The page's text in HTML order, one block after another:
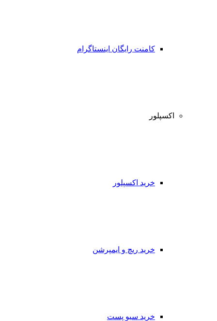
کامنت رایگان اینستاگرام
اکسپلور
خرید اکسپلور
خرید ریچ و ایمپرشن
خرید سیو پست